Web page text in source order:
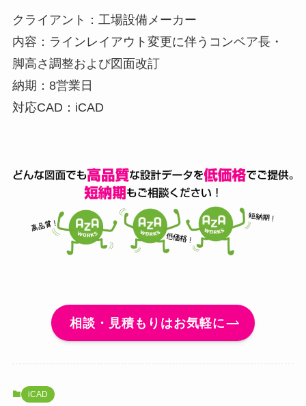
クライアント：工場設備メーカー
内容：ラインレイアウト変更に伴うコンベア長・
脚高さ調整および図面改訂
納期：8営業日
対応CAD：iCAD
相談・見積もりはお気軽に
iCAD